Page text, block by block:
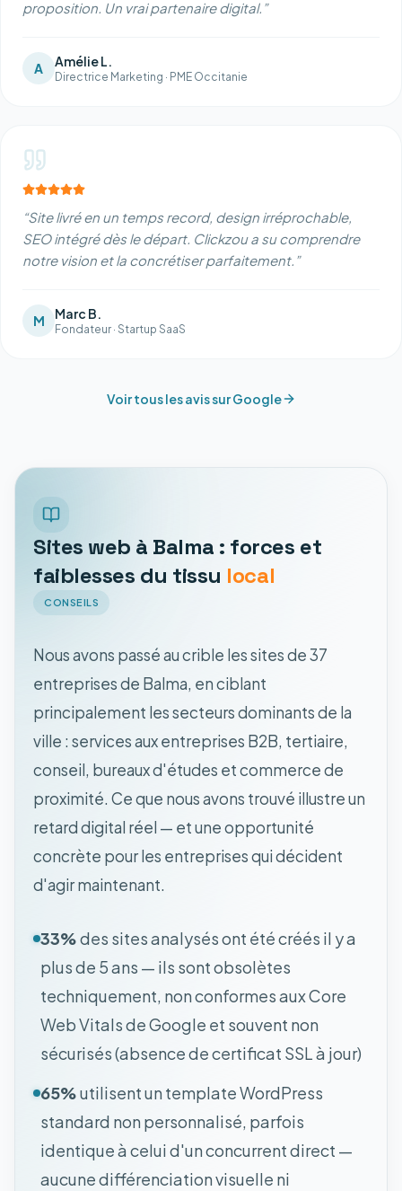
proposition. Un vrai partenaire digital. ”
A Amélie L.
Directrice Marketing · PME Occitanie
“Site livré en un temps record, design irréprochable,
SEO intégré dès le départ. Clickzou a su comprendre
notre vision et la concrétiser parfaitement. ”
M Marc B.
Fondateur · Startup SaaS
Voir tous les avis sur Google
Sites web à Balma : forces et
faiblesses du tissu local
CONSEILS
Nous avons passé au crible les sites de 37
entreprises de Balma, en ciblant
principalement les secteurs dominants de la
ville : services aux entreprises B2B, tertiaire,
conseil, bureaux d'études et commerce de
proximité. Ce que nous avons trouvé illustre un
retard digital réel — et une opportunité
concrète pour les entreprises qui décident
d'agir maintenant.
33%des sites analysés ont été créés il y a
plus de 5 ans — ils sont obsolètes
techniquement, non conformes aux Core
Web Vitals de Google et souvent non
sécurisés (absence de certificat SSL à jour)
65%utilisent un template WordPress
standard non personnalisé, parfois
identique à celui d'un concurrent direct —
aucune différenciation visuelle ni